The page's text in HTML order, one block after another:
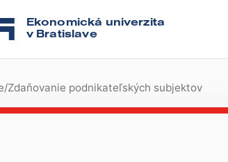
Ekonomická univerzita
v Bratislave
/Zdaňovanie podnikateľských subjektov